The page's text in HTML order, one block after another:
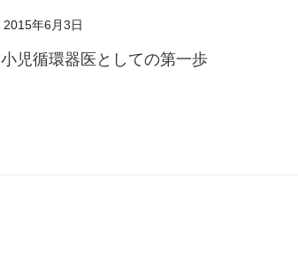
2015年6月3日
小児循環器医としての第一歩